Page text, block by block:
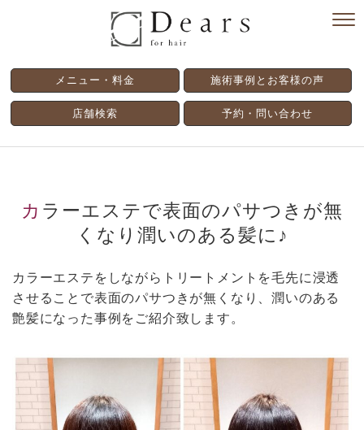
メニュー・料金 施術事例とお客様の声
店舗検索 予約・問い合わせ
カラーエステで表面のパサつきが無
くなり潤いのある髪に♪
カラーエステをしながらトリートメントを毛先に浸透
させることで表面のパサつきが無くなり、潤いのある
艶髪になった事例をご紹介致します。